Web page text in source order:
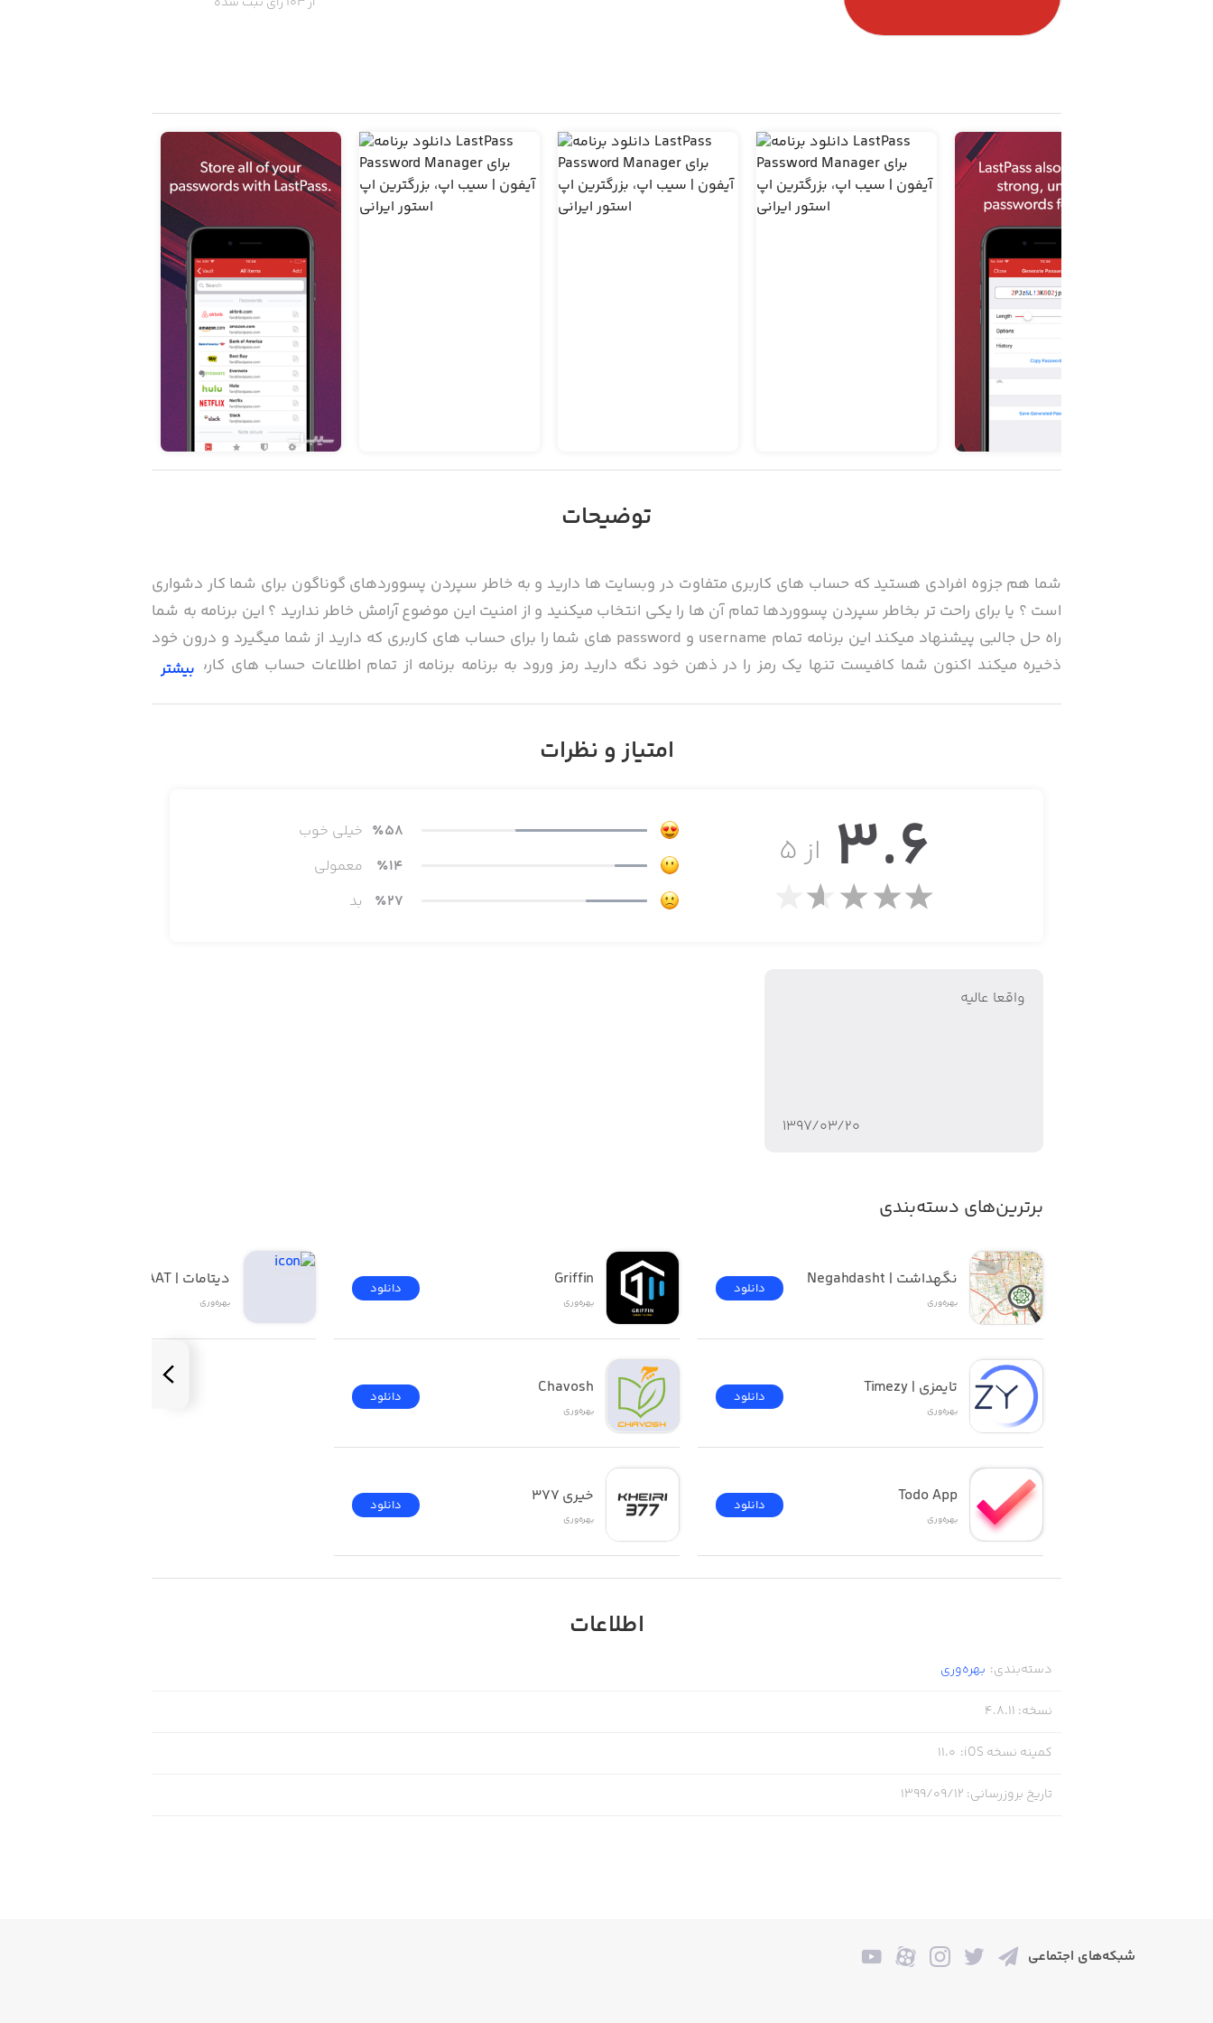
توضیحات
شما هم جزوه افرادی هستید که حساب های کاربری متفاوت در وبسایت ها دارید و به خاطر سپردن پسووردهای گوناگون برای شما کار دشواری
است ؟ یا برای راحت تر بخاطر سپردن پسووردها تمام آن ها را یکی انتخاب میکنید و از امنیت این موضوع آرامش خاطر ندارید ؟ این برنامه به شما
راه حل جالبی پیشنهاد میکند این برنامه تمام username و password های شما را برای حساب های کاربری که دارید از شما میگیرد و درون خود
ذخیره میکند اکنون شما کافیست تنها یک رمز را در ذهن خود نگه دارید رمز ورود به برنامه برنامه از تمام اطلاعات حساب های کاربری شما
بیشتر
امتیاز و نظرات
از ۵ 3.6 ٪58
خیلی خوب
٪14
معمولی
٪27 بد
واقعا عاليه
۱۳۹۷/۰۳/۲۰
برترین‌های دسته‌بندی
نگهداشت | Negahdasht
بهره‌وری
دانلود
تایمزی | Timezy
بهره‌وری
دانلود
Todo App
بهره‌وری
دانلود
Griffin
بهره‌وری
دانلود
Chavosh
بهره‌وری
دانلود
خیری ۳۷۷
بهره‌وری
دانلود
دیتامات | DATAMAAT
بهره‌وری
اطلاعات
دسته‌بندی: بهره‌وری
نسخه:
4.8.11
کمینه نسخه iOS :
11.0
تاریخ بروزرسانی: ۱۳۹۹/۰۹/۱۲
شبکه‌های اجتماعی